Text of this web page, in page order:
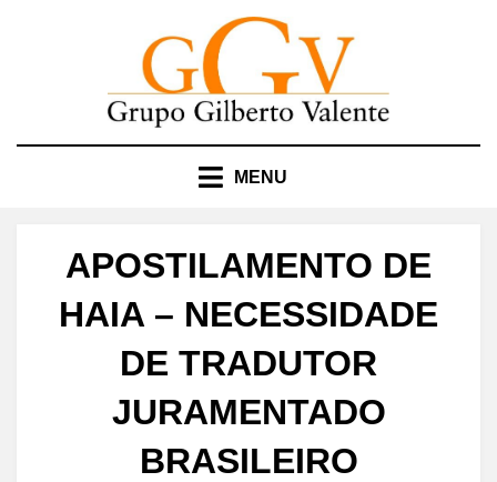
MENU
APOSTILAMENTO DE
HAIA – NECESSIDADE
DE TRADUTOR
JURAMENTADO
BRASILEIRO